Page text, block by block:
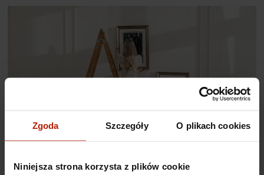
Zgoda Szczegóły O plikach cookies
Niniejsza strona korzysta z plików cookie